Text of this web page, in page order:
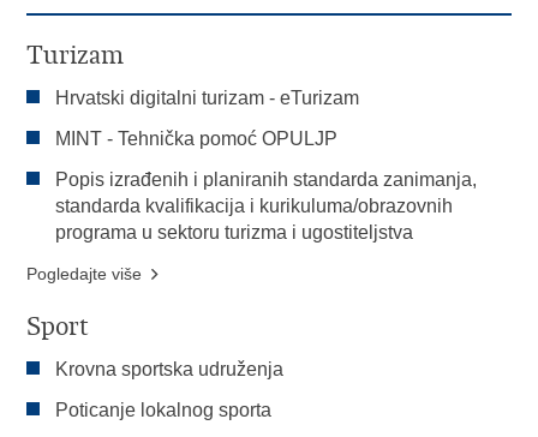
Turizam
Hrvatski digitalni turizam - eTurizam
MINT - Tehnička pomoć OPULJP
Popis izrađenih i planiranih standarda zanimanja,
standarda kvalifikacija i kurikuluma/obrazovnih
programa u sektoru turizma i ugostiteljstva
Pogledajte više
Sport
Krovna sportska udruženja
Poticanje lokalnog sporta